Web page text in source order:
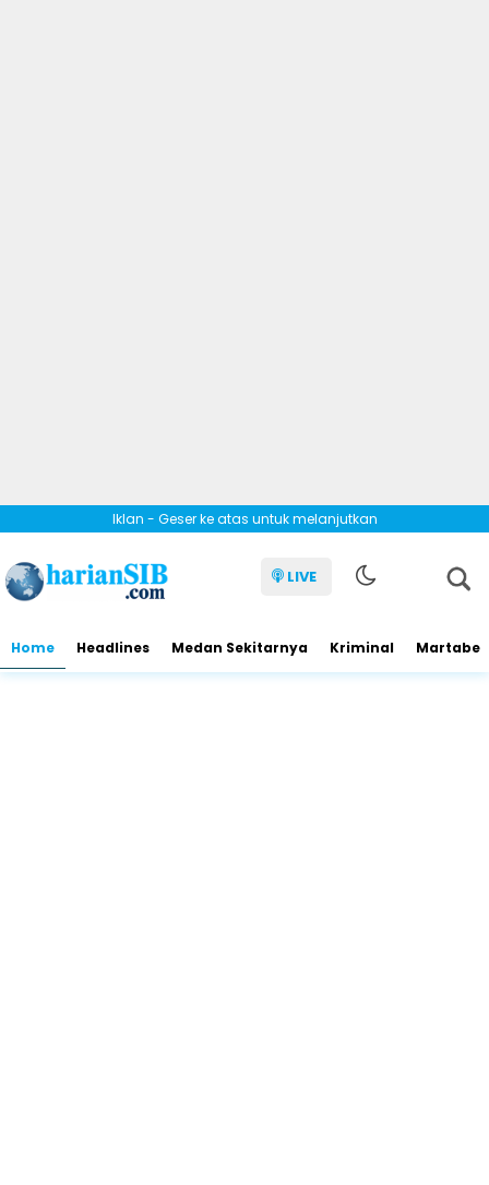
Iklan - Geser ke atas untuk melanjutkan
LIVE
Home Headlines Medan Sekitarnya Kriminal Martabe